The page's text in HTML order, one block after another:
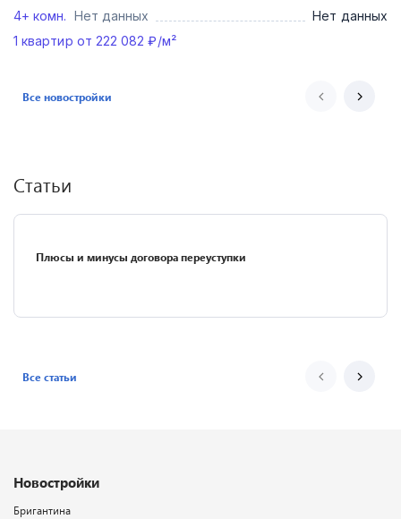
4+ комн. Нет данных
Нет данных
1 квартир от 222 082 ₽/м²
Все новостройки
Статьи
Плюсы и минусы договора переуступки
Все статьи
Новостройки
Бригантина